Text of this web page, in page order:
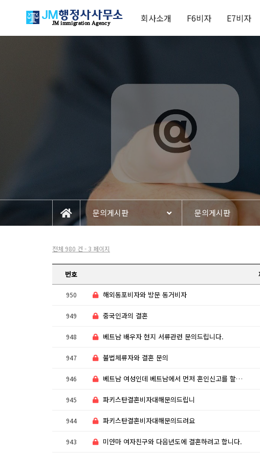
회사소개 F6비자 E7비자
문의게시판 문의게시판
전체 980 건 - 3 페이지
번호
950 해외동포비자와 방문 동거비자
949 중국인과의 결혼
948 베트남 배우자 현지 서류관련 문의드립니다.
947 불법체류자와 결혼 문의
946 베트남 여성인데 베트남에서 먼저 혼인신고를 할려고 합니다.
945 파키스탄결혼비자대해문의드립니
944 파키스탄결혼비자대해문의드려요
943 미얀마 여자친구와 다음년도에 결혼하려고 합니다.